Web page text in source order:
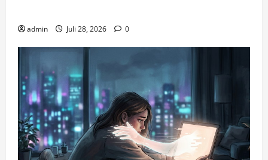
admin Juli 28, 2026 0